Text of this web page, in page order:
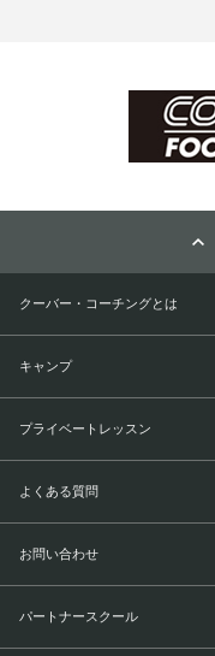
クーバー・コーチングとは
キャンプ
プライベートレッスン
よくある質問
お問い合わせ
パートナースクール